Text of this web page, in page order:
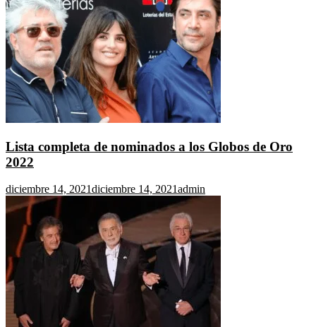
Lista completa de nominados a los Globos de Oro
2022
diciembre 14, 2021diciembre 14, 2021admin